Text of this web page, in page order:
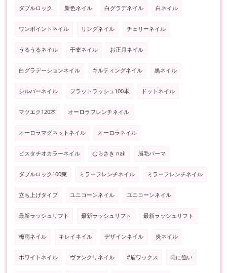
ダブルロック 新色ネイル 白グラデネイル 白ネイル
ワンポイントネイル リングネイル チェリーネイル
うるうるネイル 干支ネイル お正月ネイル
白グラデーションネイル キルティングネイル 黒ネイル
シルバーネイル フラットラッシュ100本 ドットネイル
マツエク120本 オーロラフレンチネイル
オーロラマグネットネイル オーロラネイル
ピスタチオカラーネイル むらさき nail 眉毛パーマ
ダブルロック100束 ミラーフレンチネイル ミラーフレンチネイル
立ち上げタイプ ユニコーンネイル ユニコーンネイル
最新ラッシュリフト 最新ラッシュリフト 最新ラッシュリフト
梅雨ネイル キレイネイル デザインネイル 炎ネイル
ホワイトネイル ヴァンクリネイル #眉ワックス 雨に強い